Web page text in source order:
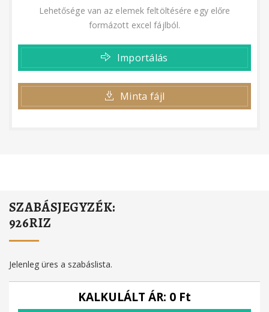
Lehetősége van az elemek feltöltésére egy előre
formázott excel fájlból.
Importálás
Minta fájl
SZABÁSJEGYZÉK:
926RIZ
Jelenleg üres a szabáslista.
KALKULÁLT ÁR: 0 Ft